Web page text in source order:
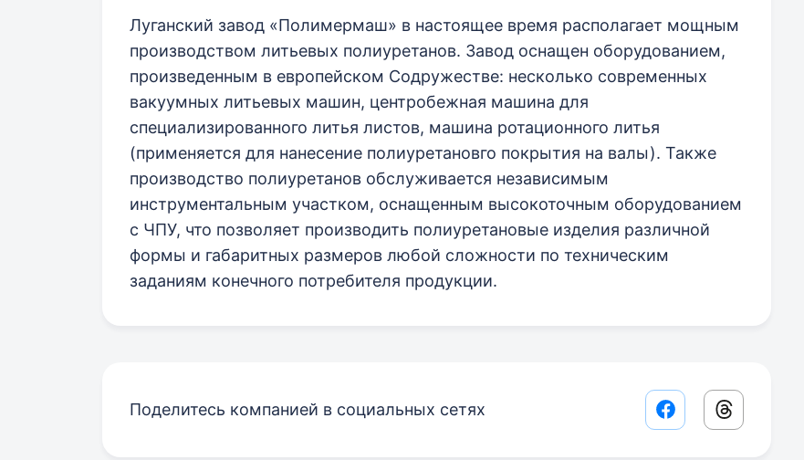
Луганский завод «Полимермаш» в настоящее время располагает мощным
производством литьевых полиуретанов. Завод оснащен оборудованием,
произведенным в европейском Содружестве: несколько современных
вакуумных литьевых машин, центробежная машина для
специализированного литья листов, машина ротационного литья
(применяется для нанесение полиуретановго покрытия на валы). Также
производство полиуретанов обслуживается независимым
инструментальным участком, оснащенным высокоточным оборудованием
с ЧПУ, что позволяет производить полиуретановые изделия различной
формы и габаритных размеров любой сложности по техническим
заданиям конечного потребителя продукции.
Поделитесь компанией в социальных сетях Facebook share
Threads